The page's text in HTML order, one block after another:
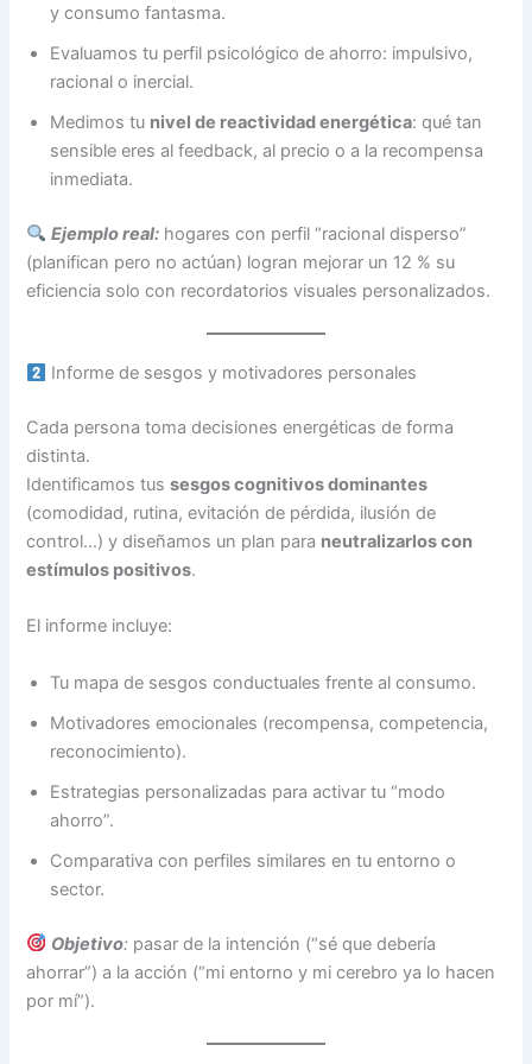
y consumo fantasma.
Evaluamos tu perfil psicológico de ahorro: impulsivo,
racional o inercial.
Medimos tu nivel de reactividad energética: qué tan
sensible eres al feedback, al precio o a la recompensa
inmediata.
Ejemplo real: hogares con perfil “racional disperso”
(planifican pero no actúan) logran mejorar un 12 % su
eficiencia solo con recordatorios visuales personalizados.
Informe de sesgos y motivadores personales
Cada persona toma decisiones energéticas de forma
distinta.
Identificamos tussesgos cognitivos dominantes
(comodidad, rutina, evitación de pérdida, ilusión de
control…) y diseñamos un plan para neutralizarlos con
estímulos positivos.
El informe incluye:
Tu mapa de sesgos conductuales frente al consumo.
Motivadores emocionales (recompensa, competencia,
reconocimiento).
Estrategias personalizadas para activar tu “modo
ahorro”.
Comparativa con perfiles similares en tu entorno o
sector.
Objetivo: pasar de la intención (“sé que debería
ahorrar”) a la acción (“mi entorno y mi cerebro ya lo hacen
por mí”).